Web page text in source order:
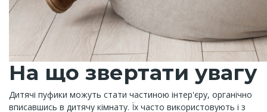
На що звертати увагу
Дитячі пуфики можуть стати частиною інтер'єру, органічно
вписавшись в дитячу кімнату. Їх часто використовують і з